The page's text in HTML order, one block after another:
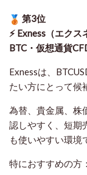
第3位
⚡ Exness（エクス
BTC・仮想通貨
Exnessは、
たい方にとって候
為替、貴金属、株
認しやすく、短期
も使いやすい環境
特におすすめの方：